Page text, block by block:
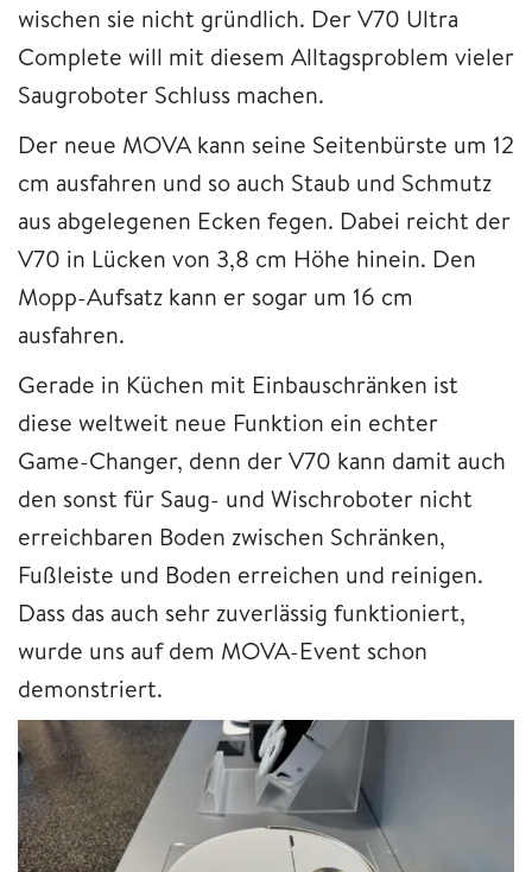
wischen sie nicht gründlich. Der V70 Ultra
Complete will mit diesem Alltagsproblem vieler
Saugroboter Schluss machen.
Der neue MOVA kann seine Seitenbürste um 12
cm ausfahren und so auch Staub und Schmutz
aus abgelegenen Ecken fegen. Dabei reicht der
V70 in Lücken von 3,8 cm Höhe hinein. Den
Mopp-Aufsatz kann er sogar um 16 cm
ausfahren.
Gerade in Küchen mit Einbauschränken ist
diese weltweit neue Funktion ein echter
Game-Changer, denn der V70 kann damit auch
den sonst für Saug- und Wischroboter nicht
erreichbaren Boden zwischen Schränken,
Fußleiste und Boden erreichen und reinigen.
Dass das auch sehr zuverlässig funktioniert,
wurde uns auf dem MOVA-Event schon
demonstriert.